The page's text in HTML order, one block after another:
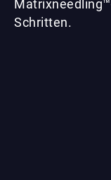
Schritten.